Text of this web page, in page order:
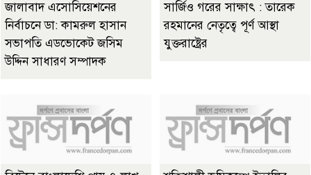
জালাবাদ এসোসিয়েশনের
নির্বাচনে ডা: কামরুল হাসান
সভাপতি এডভোকেট জসিম
উদ্দিন সাধারণ সম্পাদক
সার্জিও গরের সাক্ষাৎ : তারেক
রহমানের নেতৃত্বে পূর্ণ আস্থা
যুক্তরাষ্ট্রের